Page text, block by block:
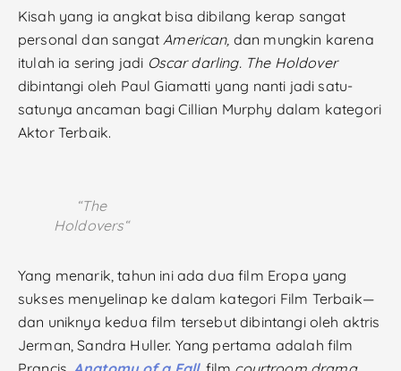
Kisah yang ia angkat bisa dibilang kerap sangat
personal dan sangatAmerican, dan mungkin karena
itulah ia sering jadi Oscar darling. The Holdover
dibintangi oleh Paul Giamatti yang nanti jadi satu-
satunya ancaman bagi Cillian Murphy dalam kategori
Aktor Terbaik.
“The
Holdovers“
Yang menarik, tahun ini ada dua film Eropa yang
sukses menyelinap ke dalam kategori Film Terbaik—
dan uniknya kedua film tersebut dibintangi oleh aktris
Jerman, Sandra Huller. Yang pertama adalah film